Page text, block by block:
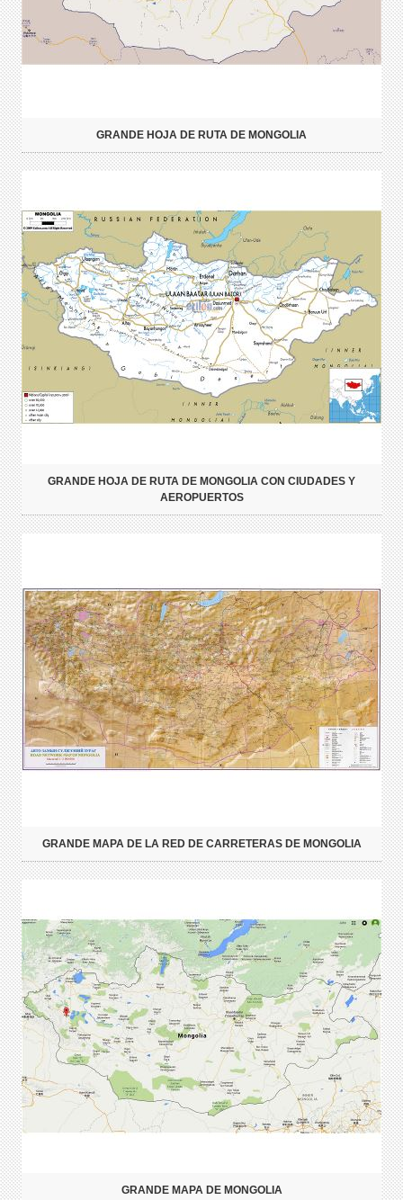
GRANDE HOJA DE RUTA DE MONGOLIA
GRANDE HOJA DE RUTA DE MONGOLIA CON CIUDADES Y
AEROPUERTOS
GRANDE MAPA DE LA RED DE CARRETERAS DE MONGOLIA
GRANDE MAPA DE MONGOLIA